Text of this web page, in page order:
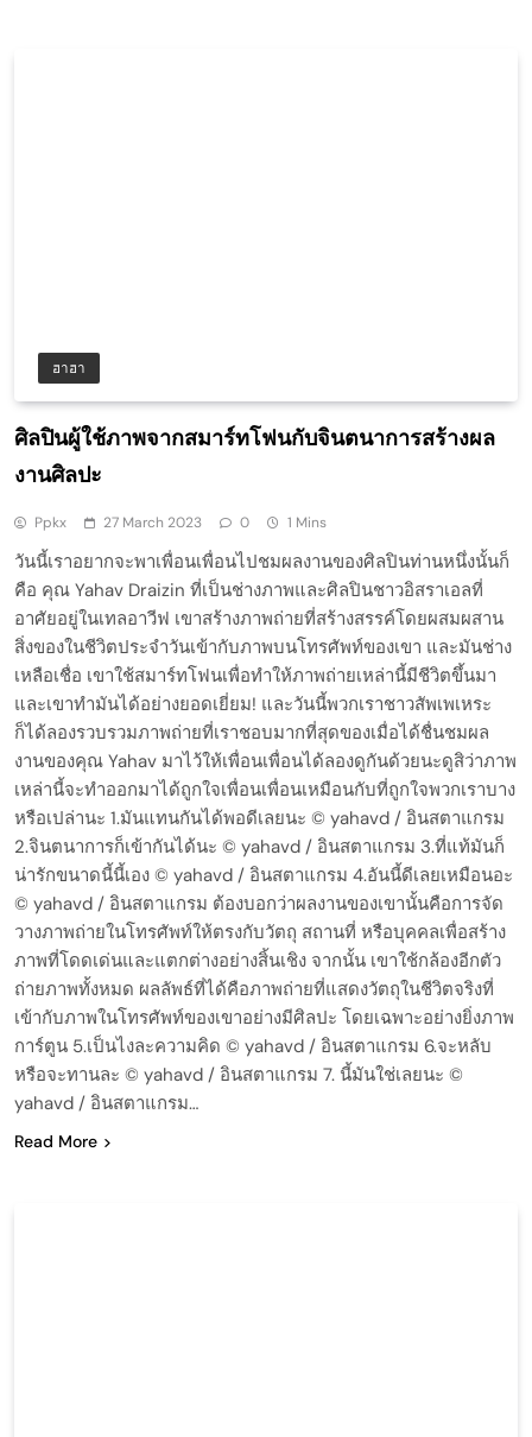
ฮาฮา
ศิลปินผู้ใช้ภาพจากสมาร์ทโฟนกับจินตนาการสร้างผล
งานศิลปะ
Ppkx 27 March 2023 0 1 Mins
วันนี้เราอยากจะพาเพื่อนเพื่อนไปชมผลงานของศิลปินท่านหนึ่งนั้นก็
คือ คุณ Yahav Draizin ที่เป็นช่างภาพและศิลปินชาวอิสราเอลที่
อาศัยอยู่ในเทลอาวีฟ เขาสร้างภาพถ่ายที่สร้างสรรค์โดยผสมผสาน
สิ่งของในชีวิตประจำวันเข้ากับภาพบนโทรศัพท์ของเขา และมันช่าง
เหลือเชื่อ เขาใช้สมาร์ทโฟนเพื่อทำให้ภาพถ่ายเหล่านี้มีชีวิตขึ้นมา
และเขาทำมันได้อย่างยอดเยี่ยม! และวันนี้พวกเราชาวสัพเพเหระ
ก็ได้ลองรวบรวมภาพถ่ายที่เราชอบมากที่สุดของเมื่อได้ชื่นชมผล
งานของคุณ Yahav มาไว้ให้เพื่อนเพื่อนได้ลองดูกันด้วยนะดูสิว่าภาพ
เหล่านี้จะทำออกมาได้ถูกใจเพื่อนเพื่อนเหมือนกับที่ถูกใจพวกเราบาง
หรือเปล่านะ 1.มันแทนกันได้พอดีเลยนะ © yahavd / อินสตาแกรม
2.จินตนาการก็เข้ากันได้นะ © yahavd / อินสตาแกรม 3.ที่แท้มันก็
น่ารักขนาดนี้นี้เอง © yahavd / อินสตาแกรม 4.อันนี้ดีเลยเหมือนอะ
© yahavd / อินสตาแกรม ต้องบอกว่าผลงานของเขานั้นคือการจัด
วางภาพถ่ายในโทรศัพท์ให้ตรงกับวัตถุ สถานที่ หรือบุคคลเพื่อสร้าง
ภาพที่โดดเด่นและแตกต่างอย่างสิ้นเชิง จากนั้น เขาใช้กล้องอีกตัว
ถ่ายภาพทั้งหมด ผลลัพธ์ที่ได้คือภาพถ่ายที่แสดงวัตถุในชีวิตจริงที่
เข้ากับภาพในโทรศัพท์ของเขาอย่างมีศิลปะ โดยเฉพาะอย่างยิ่งภาพ
การ์ตูน 5.เป็นไงละความคิด © yahavd / อินสตาแกรม 6.จะหลับ
หรือจะทานละ © yahavd / อินสตาแกรม 7. นี้มันใช่เลยนะ ©
yahavd / อินสตาแกรม…
Read More